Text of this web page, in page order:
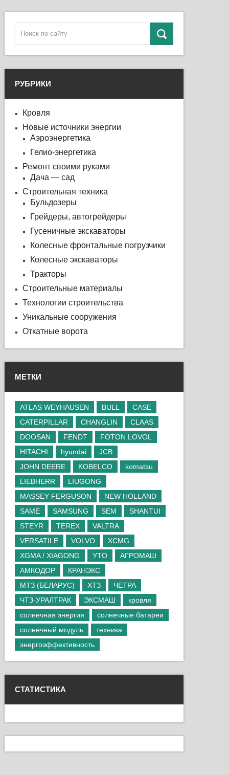
РУБРИКИ
Кровля
Новые источники энергии
Аэроэнергетика
Гелио-энергетика
Ремонт своими руками
Дача — сад
Строительная техника
Бульдозеры
Грейдеры, автогрейдеры
Гусеничные экскаваторы
Колесные фронтальные погрузчики
Колесные экскаваторы
Тракторы
Строительные материалы
Технологии строительства
Уникальные сооружения
Откатные ворота
МЕТКИ
ATLAS WEYHAUSEN BULL
CASE
CATERPILLAR
CHANGLIN
CLAAS
DOOSAN
FENDT
FOTON LOVOL
HITACHI
hyundai
JCB
JOHN DEERE
KOBELCO
komatsu
LIEBHERR
LIUGONG
MASSEY FERGUSON
NEW HOLLAND
SAME
SAMSUNG SEM
SHANTUI
STEYR
TEREX
VALTRA
VERSATILE
VOLVO
XCMG
XGMA / XIAGONG
YTO
АГРОМАШ
АМКОДОР
КРАНЭКС
МТЗ (БЕЛАРУС)
ХТЗ
ЧЕТРА
ЧТЗ-УРАЛТРАК
ЭКСМАШ
кровля
солнечная энергия
солнечные батареи
солнечный модуль
техника
энергоэффективность
СТАТИСТИКА